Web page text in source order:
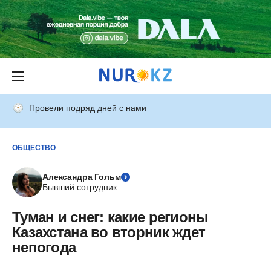
Провели подряд дней с нами
ОБЩЕСТВО
Александра Гольм
Бывший сотрудник
Туман и снег: какие регионы
Казахстана во вторник ждет
непогода